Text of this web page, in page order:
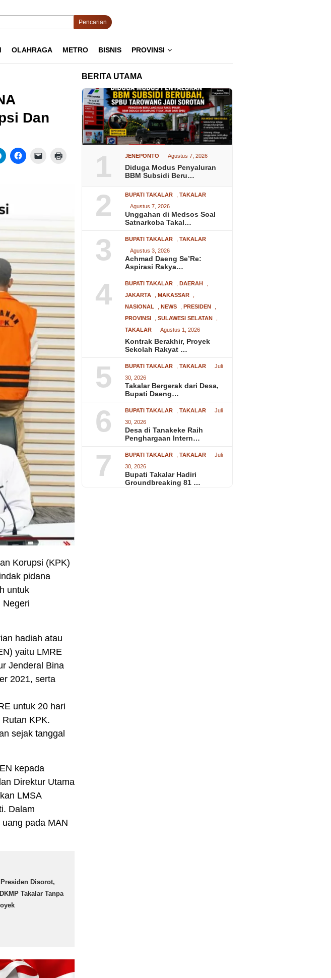
Pencarian
OLAHRAGA METRO BISNIS PROVINSI
Dan
Korupsi (KPK)
pidana
untuk
Negeri
hadiah atau
yaitu LMRE
Jenderal Bina
2021, serta
untuk 20 hari
KPK.
sejak tanggal
kepada
Direktur Utama
LMSA
Dalam
pada MAN
Disorot,
Takalar Tanpa
BERITA UTAMA
1 JENEPONTO Agustus 7, 2026
Diduga Modus Penyaluran
BBM Subsidi Beru…
2 BUPATI TAKALAR ,TAKALAR
Agustus 7, 2026
Unggahan di Medsos Soal
Satnarkoba Takal…
3 BUPATI TAKALAR ,TAKALAR
Agustus 3, 2026
Achmad Daeng Se’Re:
Aspirasi Rakya…
4 BUPATI TAKALAR DAERAH
JAKARTA
MAKASSAR
NASIONAL
NEWS PRESIDEN
PROVINSI
,SULAWESI SELATAN
TAKALAR
Agustus 1, 2026
Kontrak Berakhir, Proyek
Sekolah Rakyat …
5 BUPATI TAKALAR ,TAKALAR
Juli
30, 2026
Takalar Bergerak dari Desa,
Bupati Daeng…
6 BUPATI TAKALAR ,TAKALAR
Juli
30, 2026
Desa di Tanakeke Raih
Penghargaan Intern…
7 BUPATI TAKALAR ,TAKALAR
Juli
30, 2026
Bupati Takalar Hadiri
Groundbreaking 81 …